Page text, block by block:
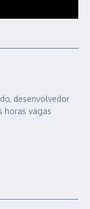
desenvolvedor
horas vagas